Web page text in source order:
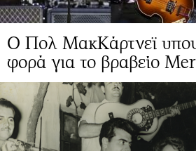
Ο Πολ ΜακΚάρτνεϊ
φορά για το βραβείο